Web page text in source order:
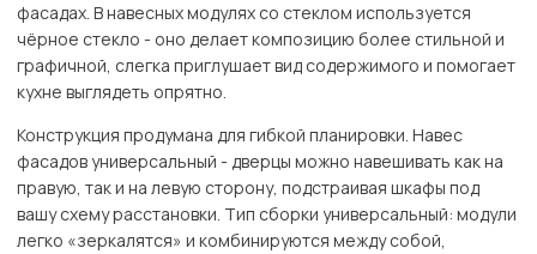
фасадах. В навесных модулях со стеклом используется
чёрное стекло - оно делает композицию более стильной и
графичной, слегка приглушает вид содержимого и помогает
кухне выглядеть опрятно.
Конструкция продумана для гибкой планировки. Навес
фасадов универсальный - дверцы можно навешивать как на
правую, так и на левую сторону, подстраивая шкафы под
вашу схему расстановки. Тип сборки универсальный: модули
легко «зеркалятся» и комбинируются между собой,